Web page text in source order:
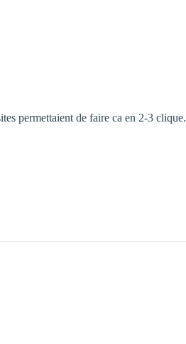
permettaient de faire ca en 2-3 clique.